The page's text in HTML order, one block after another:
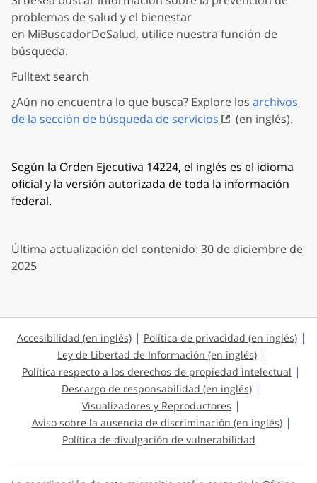
problemas de salud y el bienestar
en MiBuscadorDeSalud, utilice nuestra función de
búsqueda.
Fulltext search
¿Aún no encuentra lo que busca? Explore los archivos
de la sección de búsqueda de servicios
(en inglés).
Según la Orden Ejecutiva 14224, el inglés es el idioma
oficial y la versión autorizada de toda la información
federal.
Última actualización del contenido: 30 de diciembre de
2025
Accesibilidad (en inglés)
Política de privacidad (en inglés)
Ley de Libertad de Información (en inglés)
Política respecto a los derechos de propiedad intelectual
Descargo de responsabilidad (en inglés)
Visualizadores y Reproductores
Aviso sobre la ausencia de discriminación (en inglés)
Política de divulgación de vulnerabilidad